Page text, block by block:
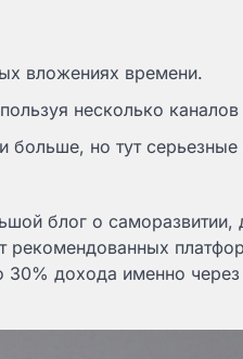
вложениях времени.
несколько каналов
но тут
блог о
рекомендованных
30% дохода именно